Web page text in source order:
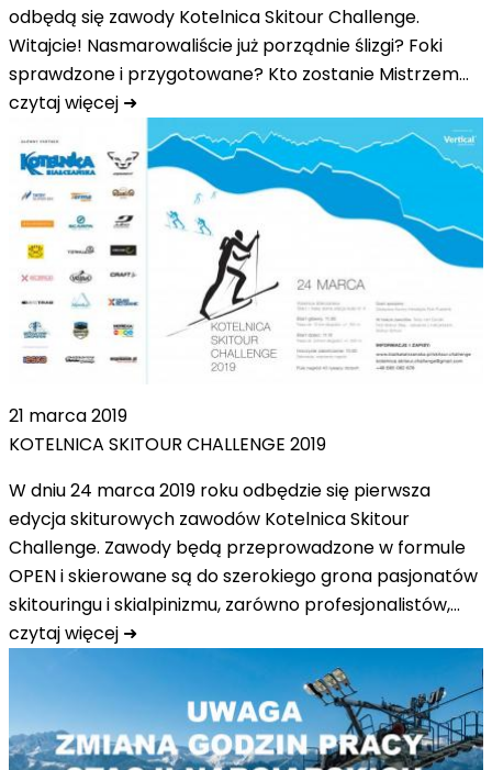
odbędą się zawody Kotelnica Skitour Challenge.
Witajcie! Nasmarowaliście już porządnie ślizgi? Foki
sprawdzone i przygotowane? Kto zostanie Mistrzem…
czytaj więcej ➜
21 marca 2019
KOTELNICA SKITOUR CHALLENGE 2019
W dniu 24 marca 2019 roku odbędzie się pierwsza
edycja skiturowych zawodów Kotelnica Skitour
Challenge. Zawody będą przeprowadzone w formule
OPEN i skierowane są do szerokiego grona pasjonatów
skitouringu i skialpinizmu, zarówno profesjonalistów,…
czytaj więcej ➜